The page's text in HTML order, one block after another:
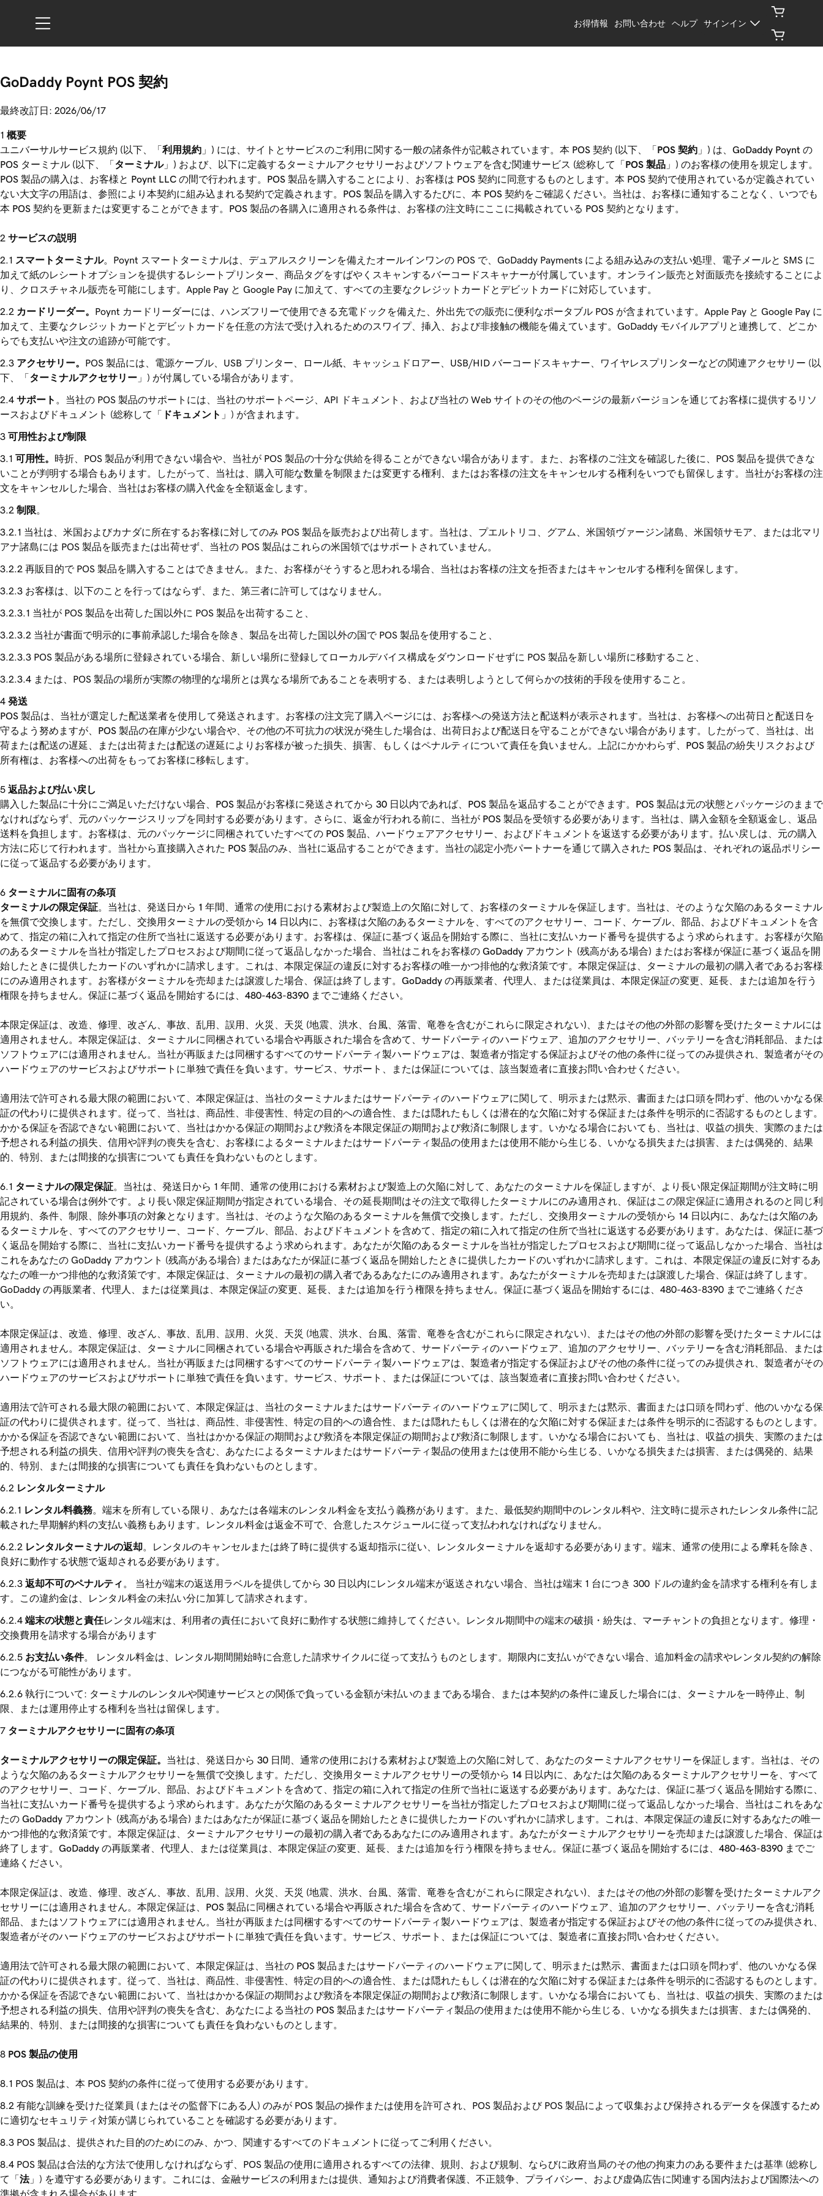
お得情報 お問い合わせ ヘルプ サインイン
GoDaddy Poynt POS 契約
最終改訂日: 2026/06/17
概要
ユニバーサルサービス規約 (以下、「 利用規約 」) には、サイトとサービスのご利用に関する一般の諸条件が記載されています。本 POS 契約 (以下、「 POS 契約 」) は、GoDaddy Poynt の
POS ターミナル (以下、「 ターミナル」) および、以下に定義するターミナルアクセサリーおよびソフトウェアを含む関連サービス (総称して「 POS 製品 」) のお客様の使用を規定します。
POS 製品の購入は、お客様と Poynt LLC の間で行われます。POS 製品を購入することにより、お客様は POS 契約に同意するものとします。本 POS 契約で使用されているが定義されてい
ない大文字の用語は、参照により本契約に組み込まれる契約で定義されます。POS 製品を購入するたびに、本 POS 契約をご確認ください。当社は、お客様に通知することなく、いつでも
本 POS 契約を更新または変更することができます。POS 製品の各購入に適用される条件は、お客様の注文時にここに掲載されている POS 契約となります。
サービスの説明
スマートターミナル。Poynt スマートターミナルは、デュアルスクリーンを備えたオールインワンの POS で、GoDaddy Payments による組み込みの支払い処理、電子メールと SMS に
加えて紙のレシートオプションを提供するレシートプリンター、商品タグをすばやくスキャンするバーコードスキャナーが付属しています。オンライン販売と対面販売を接続することによ
り、クロスチャネル販売を可能にします。Apple Pay と Google Pay に加えて、すべての主要なクレジットカードとデビットカードに対応しています。
カードリーダー。 Poynt カードリーダーには、ハンズフリーで使用できる充電ドックを備えた、外出先での販売に便利なポータブル POS が含まれています。Apple Pay と Google Pay に
加えて、主要なクレジットカードとデビットカードを任意の方法で受け入れるためのスワイプ、挿入、および非接触の機能を備えています。GoDaddy モバイルアプリと連携して、どこか
らでも支払いや注文の追跡が可能です。
アクセサリー。 POS 製品には、電源ケーブル、USB プリンター、ロール紙、キャッシュドロアー、USB/HID バーコードスキャナー、ワイヤレスプリンターなどの関連アクセサリー (以
下、「 ターミナルアクセサリー 」) が付属している場合があります。
サポート
。当社の POS 製品のサポートには、当社のサポートページ、API ドキュメント、および当社の Web サイトのその他のページの最新バージョンを通じてお客様に提供するリソ
ースおよびドキュメント (総称して「
ドキュメント 」) が含まれます。
可用性および制限
可用性。 時折、POS 製品が利用できない場合や、当社が POS 製品の十分な供給を得ることができない場合があります。また、お客様のご注文を確認した後に、POS 製品を提供できな
いことが判明する場合もあります。したがって、当社は、購入可能な数量を制限または変更する権利、またはお客様の注文をキャンセルする権利をいつでも留保します。当社がお客様の注
文をキャンセルした場合、当社はお客様の購入代金を全額返金します。
制限
当社は、米国およびカナダに所在するお客様に対してのみ POS 製品を販売および出荷します。当社は、プエルトリコ、グアム、米国領ヴァージン諸島、米国領サモア、または北マリ
アナ諸島には POS 製品を販売または出荷せず、当社の POS 製品はこれらの米国領ではサポートされていません。
再販目的で POS 製品を購入することはできません。また、お客様がそうすると思われる場合、当社はお客様の注文を拒否またはキャンセルする権利を留保します。
お客様は、以下のことを行ってはならず、また、第三者に許可してはなりません。
当社が POS 製品を出荷した国以外に POS 製品を出荷すること、
当社が書面で明示的に事前承認した場合を除き、製品を出荷した国以外の国で POS 製品を使用すること、
POS 製品がある場所に登録されている場合、新しい場所に登録してローカルデバイス構成をダウンロードせずに POS 製品を新しい場所に移動すること、
または、POS 製品の場所が実際の物理的な場所とは異なる場所であることを表明する、または表明しようとして何らかの技術的手段を使用すること。
発送
POS 製品は、当社が選定した配送業者を使用して発送されます。お客様の注文完了購入ページには、お客様への発送方法と配送料が表示されます。当社は、お客様への出荷日と配送日を
守るよう努めますが、POS 製品の在庫が少ない場合や、その他の不可抗力の状況が発生した場合は、出荷日および配送日を守ることができない場合があります。したがって、当社は、出
荷または配送の遅延、または出荷または配送の遅延によりお客様が被った損失、損害、もしくはペナルティについて責任を負いません。上記にかかわらず、POS 製品の紛失リスクおよび
所有権は、お客様への出荷をもってお客様に移転します。
返品および払い戻し
購入した製品に十分にご満足いただけない場合、POS 製品がお客様に発送されてから 30 日以内であれば、POS 製品を返品することができます。POS 製品は元の状態とパッケージのままで
なければならず、元のパッケージスリップを同封する必要があります。さらに、返金が行われる前に、当社が POS 製品を受領する必要があります。当社は、購入金額を全額返金し、返品
送料を負担します。お客様は、元のパッケージに同梱されていたすべての POS 製品、ハードウェアアクセサリー、およびドキュメントを返送する必要があります。払い戻しは、元の購入
方法に応じて行われます。当社から直接購入された POS 製品のみ、当社に返品することができます。当社の認定小売パートナーを通じて購入された POS 製品は、それぞれの返品ポリシー
に従って返品する必要があります。
ターミナルに固有の条項
ターミナルの限定保証 。当社は、発送日から 1 年間、通常の使用における素材および製造上の欠陥に対して、お客様のターミナルを保証します。当社は、そのような欠陥のあるターミナル
を無償で交換します。ただし、交換用ターミナルの受領から 14 日以内に、お客様は欠陥のあるターミナルを、すべてのアクセサリー、コード、ケーブル、部品、およびドキュメントを含
めて、指定の箱に入れて指定の住所で当社に返送する必要があります。お客様は、保証に基づく返品を開始する際に、当社に支払いカード番号を提供するよう求められます。お客様が欠陥
のあるターミナルを当社が指定したプロセスおよび期間に従って返品しなかった場合、当社はこれをお客様の GoDaddy アカウント (残高がある場合) またはお客様が保証に基づく返品を開
始したときに提供したカードのいずれかに請求します。これは、本限定保証の違反に対するお客様の唯一かつ排他的な救済策です。本限定保証は、ターミナルの最初の購入者であるお客様
にのみ適用されます。お客様がターミナルを売却または譲渡した場合、保証は終了します。GoDaddy の再販業者、代理人、または従業員は、本限定保証の変更、延長、または追加を行う
権限を持ちません。保証に基づく返品を開始するには、480-463-8390 までご連絡ください。
本限定保証は、改造、修理、改ざん、事故、乱用、誤用、火災、天災 (地震、洪水、台風、落雷、竜巻を含むがこれらに限定されない)、またはその他の外部の影響を受けたターミナルには
適用されません。本限定保証は、ターミナルに同梱されている場合や再販された場合を含めて、サードパーティのハードウェア、追加のアクセサリー、バッテリーを含む消耗部品、または
ソフトウェアには適用されません。当社が再販または同梱するすべてのサードパーティ製ハードウェアは、製造者が指定する保証およびその他の条件に従ってのみ提供され、製造者がその
ハードウェアのサービスおよびサポートに単独で責任を負います。サービス、サポート、または保証については、該当製造者に直接お問い合わせください。
適用法で許可される最大限の範囲において、本限定保証は、当社のターミナルまたはサードパーティのハードウェアに関して、明示または黙示、書面または口頭を問わず、他のいかなる保
証の代わりに提供されます。従って、当社は、商品性、非侵害性、特定の目的への適合性、または隠れたもしくは潜在的な欠陥に対する保証または条件を明示的に否認するものとします。
かかる保証を否認できない範囲において、当社はかかる保証の期間および救済を本限定保証の期間および救済に制限します。いかなる場合においても、当社は、収益の損失、実際のまたは
予想される利益の損失、信用や評判の喪失を含む、お客様によるターミナルまたはサードパーティ製品の使用または使用不能から生じる、いかなる損失または損害、または偶発的、結果
的、特別、または間接的な損害についても責任を負わないものとします。
ターミナルの限定保証 。当社は、発送日から 1 年間、通常の使用における素材および製造上の欠陥に対して、あなたのターミナルを保証しますが、より長い限定保証期間が注文時に明
記されている場合は例外です。より長い限定保証期間が指定されている場合、その延長期間はその注文で取得したターミナルにのみ適用され、保証はこの限定保証に適用されるのと同じ利
用規約、条件、制限、除外事項の対象となります。当社は、そのような欠陥のあるターミナルを無償で交換します。ただし、交換用ターミナルの受領から 14 日以内に、あなたは欠陥のあ
るターミナルを、すべてのアクセサリー、コード、ケーブル、部品、およびドキュメントを含めて、指定の箱に入れて指定の住所で当社に返送する必要があります。あなたは、保証に基づ
く返品を開始する際に、当社に支払いカード番号を提供するよう求められます。あなたが欠陥のあるターミナルを当社が指定したプロセスおよび期間に従って返品しなかった場合、当社は
これをあなたの GoDaddy アカウント (残高がある場合) またはあなたが保証に基づく返品を開始したときに提供したカードのいずれかに請求します。これは、本限定保証の違反に対するあ
なたの唯一かつ排他的な救済策です。本限定保証は、ターミナルの最初の購入者であるあなたにのみ適用されます。あなたがターミナルを売却または譲渡した場合、保証は終了します。
GoDaddy の再販業者、代理人、または従業員は、本限定保証の変更、延長、または追加を行う権限を持ちません。保証に基づく返品を開始するには、480-463-8390 までご連絡くださ
い。
本限定保証は、改造、修理、改ざん、事故、乱用、誤用、火災、天災 (地震、洪水、台風、落雷、竜巻を含むがこれらに限定されない)、またはその他の外部の影響を受けたターミナルには
適用されません。本限定保証は、ターミナルに同梱されている場合や再販された場合を含めて、サードパーティのハードウェア、追加のアクセサリー、バッテリーを含む消耗部品、または
ソフトウェアには適用されません。当社が再販または同梱するすべてのサードパーティ製ハードウェアは、製造者が指定する保証およびその他の条件に従ってのみ提供され、製造者がその
ハードウェアのサービスおよびサポートに単独で責任を負います。サービス、サポート、または保証については、該当製造者に直接お問い合わせください。
適用法で許可される最大限の範囲において、本限定保証は、当社のターミナルまたはサードパーティのハードウェアに関して、明示または黙示、書面または口頭を問わず、他のいかなる保
証の代わりに提供されます。従って、当社は、商品性、非侵害性、特定の目的への適合性、または隠れたもしくは潜在的な欠陥に対する保証または条件を明示的に否認するものとします。
かかる保証を否認できない範囲において、当社はかかる保証の期間および救済を本限定保証の期間および救済に制限します。いかなる場合においても、当社は、収益の損失、実際のまたは
予想される利益の損失、信用や評判の喪失を含む、あなたによるターミナルまたはサードパーティ製品の使用または使用不能から生じる、いかなる損失または損害、または偶発的、結果
的、特別、または間接的な損害についても責任を負わないものとします。
レンタルターミナル
レンタル料義務 。端末を所有している限り、あなたは各端末のレンタル料金を支払う義務があります。また、最低契約期間中のレンタル料や、注文時に提示されたレンタル条件に記
載された早期解約料の支払い義務もあります。レンタル料金は返金不可で、合意したスケジュールに従って支払われなければなりません。
レンタルターミナルの返却
。レンタルのキャンセルまたは終了時に提供する返却指示に従い、レンタルターミナルを返却する必要があります。端末、通常の使用による摩耗を除き、
良好に動作する状態で返却される必要があります。
返却不可のペナルティ
。 当社が端末の返送用ラベルを提供してから 30 日以内にレンタル端末が返送されない場合、当社は端末 1 台につき 300 ドルの違約金を請求する権利を有しま
す。この違約金は、レンタル料金の未払い分に加算して請求されます。
端末の状態と責任レンタル端末は、利用者の責任において良好に動作する状態に維持してください。レンタル期間中の端末の破損・紛失は、マーチャントの負担となります。修理・
交換費用を請求する場合があります
お支払い条件。 レンタル料金は、レンタル期間開始時に合意した請求サイクルに従って支払うものとします。期限内に支払いができない場合、追加料金の請求やレンタル契約の解除
につながる可能性があります。
執行について: ターミナルのレンタルや関連サービスとの関係で負っている金額が未払いのままである場合、または本契約の条件に違反した場合には、ターミナルを一時停止、制
限、または運用停止する権利を当社は留保します。
ターミナルアクセサリーに固有の条項
ターミナルアクセサリーの限定保証。 当社は、発送日から 30 日間、通常の使用における素材および製造上の欠陥に対して、あなたのターミナルアクセサリーを保証します。当社は、その
ような欠陥のあるターミナルアクセサリーを無償で交換します。ただし、交換用ターミナルアクセサリーの受領から 14 日以内に、あなたは欠陥のあるターミナルアクセサリーを、すべて
のアクセサリー、コード、ケーブル、部品、およびドキュメントを含めて、指定の箱に入れて指定の住所で当社に返送する必要があります。あなたは、保証に基づく返品を開始する際に、
当社に支払いカード番号を提供するよう求められます。あなたが欠陥のあるターミナルアクセサリーを当社が指定したプロセスおよび期間に従って返品しなかった場合、当社はこれをあな
たの GoDaddy アカウント (残高がある場合) またはあなたが保証に基づく返品を開始したときに提供したカードのいずれかに請求します。これは、本限定保証の違反に対するあなたの唯一
かつ排他的な救済策です。本限定保証は、ターミナルアクセサリーの最初の購入者であるあなたにのみ適用されます。あなたがターミナルアクセサリーを売却または譲渡した場合、保証は
終了します。GoDaddy の再販業者、代理人、または従業員は、本限定保証の変更、延長、または追加を行う権限を持ちません。保証に基づく返品を開始するには、480-463-8390 までご
連絡ください。
本限定保証は、改造、修理、改ざん、事故、乱用、誤用、火災、天災 (地震、洪水、台風、落雷、竜巻を含むがこれらに限定されない)、またはその他の外部の影響を受けたターミナルアク
セサリーには適用されません。本限定保証は、POS 製品に同梱されている場合や再販された場合を含めて、サードパーティのハードウェア、追加のアクセサリー、バッテリーを含む消耗
部品、またはソフトウェアには適用されません。当社が再販または同梱するすべてのサードパーティ製ハードウェアは、製造者が指定する保証およびその他の条件に従ってのみ提供され、
製造者がそのハードウェアのサービスおよびサポートに単独で責任を負います。サービス、サポート、または保証については、製造者に直接お問い合わせください。
適用法で許可される最大限の範囲において、本限定保証は、当社の POS 製品またはサードパーティのハードウェアに関して、明示または黙示、書面または口頭を問わず、他のいかなる保
証の代わりに提供されます。従って、当社は、商品性、非侵害性、特定の目的への適合性、または隠れたもしくは潜在的な欠陥に対する保証または条件を明示的に否認するものとします。
かかる保証を否認できない範囲において、当社はかかる保証の期間および救済を本限定保証の期間および救済に制限します。いかなる場合においても、当社は、収益の損失、実際のまたは
予想される利益の損失、信用や評判の喪失を含む、あなたによる当社の POS 製品またはサードパーティ製品の使用または使用不能から生じる、いかなる損失または損害、または偶発的、
結果的、特別、または間接的な損害についても責任を負わないものとします。
POS 製品の使用
POS 製品は、本 POS 契約の条件に従って使用する必要があります。
有能な訓練を受けた従業員 (またはその監督下にある人) のみが POS 製品の操作または使用を許可され、POS 製品および POS 製品によって収集および保持されるデータを保護するため
に適切なセキュリティ対策が講じられていることを確認する必要があります。
POS 製品は、提供された目的のためにのみ、かつ、関連するすべてのドキュメントに従ってご利用ください。
POS 製品は合法的な方法で使用しなければならず、POS 製品の使用に適用されるすべての法律、規則、および規制、ならびに政府当局のその他の拘束力のある要件または基準 (総称し
て「 法」) を遵守する必要があります。これには、金融サービスの利用または提供、通知および消費者保護、不正競争、プライバシー、および虚偽広告に関連する国内法および国際法への
準拠が含まれる場合があります。